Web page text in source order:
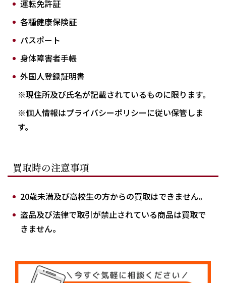
運転免許証
各種健康保険証
パスポート
身体障害者手帳
外国人登録証明書
※現住所及び氏名が記載されているものに限ります。
※個人情報はプライバシーポリシーに従い保管しま
す。
買取時の注意事項
20歳未満及び高校生の方からの買取はできません。
盗品及び法律で取引が禁止されている商品は買取で
きません。